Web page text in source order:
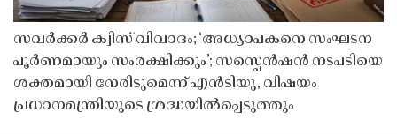
സവർക്കർ ക്വിസ് വിവാദം; ‘അധ്യാപകനെ സംഘടന
പൂർണമായും സംരക്ഷിക്കും’; സസ്പെൻഷൻ നടപടിയെ
ശക്തമായി നേരിടുമെന്ന് എൻടിയു, വിഷയം
പ്രധാനമന്ത്രിയുടെ ശ്രദ്ധയിൽപ്പെടുത്തും